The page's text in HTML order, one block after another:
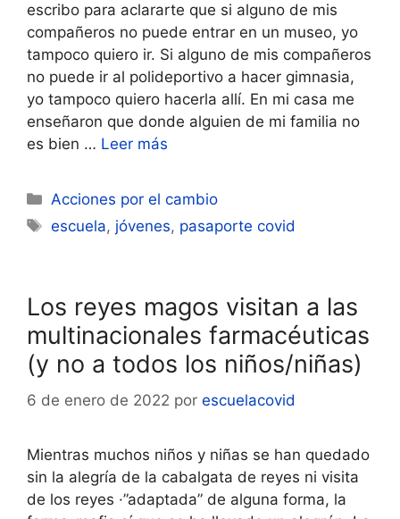
escribo para aclararte que si alguno de mis
compañeros no puede entrar en un museo, yo
tampoco quiero ir. Si alguno de mis compañeros
no puede ir al polideportivo a hacer gimnasia,
yo tampoco quiero hacerla allí. En mi casa me
enseñaron que donde alguien de mi familia no
es bien … Leer más
Categorías
Acciones por el cambio
Etiquetas
escuela, jóvenes, pasaporte covid
Los reyes magos visitan a las
multinacionales farmacéuticas
(y no a todos los niños/niñas)
6 de enero de 2022 por escuelacovid
Mientras muchos niños y niñas se han quedado
sin la alegría de la cabalgata de reyes ni visita
de los reyes ·”adaptada” de alguna forma, la